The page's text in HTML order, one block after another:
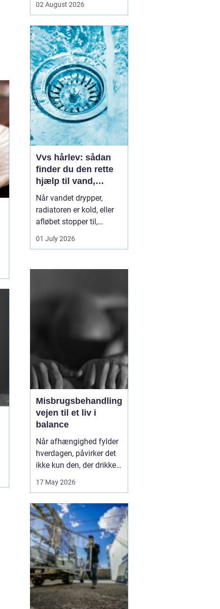
Aalborg har klassikeren
en blanding af klassiske
stykker, lokale råvarer og
moderne anretninger, der
taler til både den travle
hverdag og de sæ...
02 August 2026
Vvs hårlev: sådan
finder du den rette
hjælp til vand,
varme og sanitet
Når vandet drypper,
radiatoren er kold, eller
afløbet stopper til,
mærker du hurtigt, hvor
afhængig du er af
installationer. I Hårlev og
rolle for både private
01 July 2026
Misbrugsbehandling
vejen til et liv i
balance
Når afhængighed fylder
hverdagen, påvirker det
ikke kun den, der drikker,
medicin. Hele familien
Mange går længe alene
med problemerne, før de
søger hjælp. Her kan
misbrugsbehandling
være et afgørende...
17 May 2026